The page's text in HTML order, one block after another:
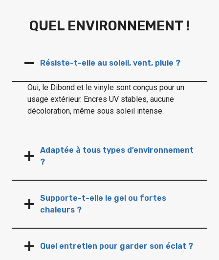
QUEL ENVIRONNEMENT !
Résiste-t-elle au soleil, vent, pluie ?
Oui, le Dibond et le vinyle sont conçus pour un
usage extérieur. Encres UV stables, aucune
décoloration, même sous soleil intense.
Adaptée à tous types d’environnement
?
Supporte-t-elle le gel ou fortes
chaleurs ?
Quel entretien pour garder son éclat ?